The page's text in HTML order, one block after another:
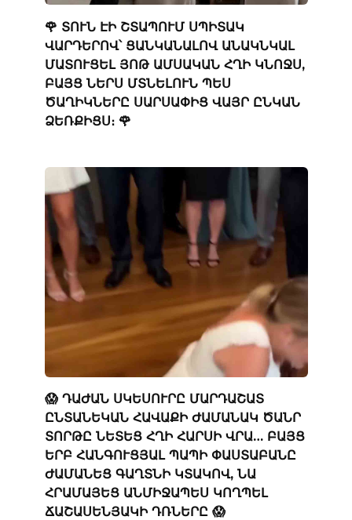
🌹 ՏՈՒՆ ԷԻ ՇՏԱՊՈՒՄ ՍՊԻՏԱԿ
ՎԱՐԴԵՐՈՎ՝ ՑԱՆԿԱՆԱԼՈՎ ԱՆԱԿՆԿԱԼ
ՄԱՏՈՒՑԵԼ ՅՈԹ ԱՄՍԱԿԱՆ ՀՂԻ ԿՆՈՋՍ,
ԲԱՅՑ ՆԵՐՍ ՄՏՆԵԼՈՒՆ ՊԵՍ
ԾԱՂԻԿՆԵՐԸ ՍԱՐՍԱՓԻՑ ՎԱՅՐ ԸՆԿԱՆ
ՁԵՌՔԻՑՍ։ 🌹
😱 ԴԱԺԱՆ ՍԿԵՍՈՒՐԸ ՄԱՐԴԱՇԱՏ
ԸՆՏԱՆԵԿԱՆ ՀԱՎԱՔԻ ԺԱՄԱՆԱԿ ԾԱՆՐ
ՏՈՐԹԸ ՆԵՏԵՑ ՀՂԻ ՀԱՐՍԻ ՎՐԱ… ԲԱՅՑ
ԵՐԲ ՀԱՆԳՈՒՑՅԱԼ ՊԱՊԻ ՓԱՍՏԱԲԱՆԸ
ԺԱՄԱՆԵՑ ԳԱՂՏՆԻ ԿՏԱԿՈՎ, ՆԱ
ՀՐԱՄԱՅԵՑ ԱՆՄԻՋԱՊԵՍ ԿՈՂՊԵԼ
ՃԱՇԱՍԵՆՅԱԿԻ ԴՌՆԵՐԸ 😱